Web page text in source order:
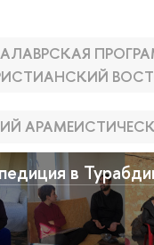
в